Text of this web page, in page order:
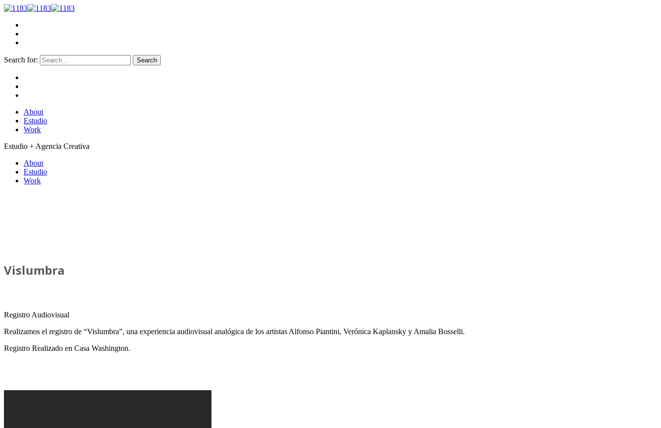
Search for:
About
Estudio
Work
Estudio + Agencia Creativa
About
Estudio
Work
Vislumbra
Registro Audiovisual
Realizamos el registro de “Vislumbra”, una experiencia audiovisual analógica de los artistas Alfonso Piantini, Verónica Kaplansky y Amalia Bosselli.
Registro Realizado en Casa Washington.